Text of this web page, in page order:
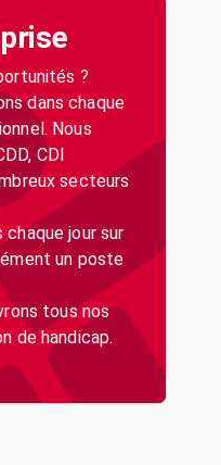
?
dans chaque
Nous
CDI
secteurs
jour sur
un poste
tous nos
de handicap.